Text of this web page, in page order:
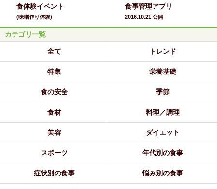
食体験イベント
(味噌作り体験)
食事管理アプリ
2016.10.21 公開
カテゴリ一覧
全て トレンド
特集 栄養基礎
食の安全 季節
食材 料理／調理
美容 ダイエット
スポーツ 年代別の食事
症状別の食事 悩み別の食事